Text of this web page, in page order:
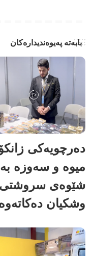
بابەتە پەیوەندیدارەکان
دەرچویەکی
میوە و سەوزە بە
شێوەی سروشتی
وشکیان